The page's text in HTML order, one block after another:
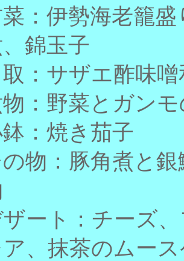
：伊勢海老籠
錦玉子
取：サザエ酢味
：野菜とガン
：焼き茄子
の物：豚角煮
ート：チーズ
ア、抹茶のムー